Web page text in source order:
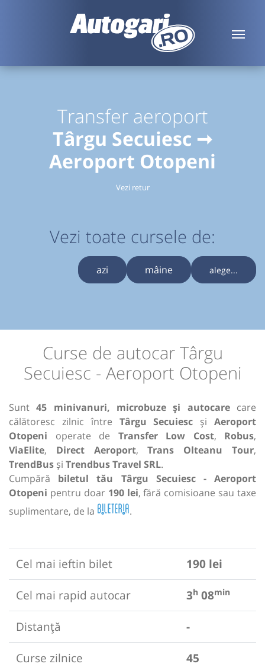
Transfer aeroport
Târgu Secuiesc ➞
Aeroport Otopeni
Vezi retur
Vezi toate cursele de:
azi mâine alege...
Curse de autocar Târgu
Secuiesc - Aeroport Otopeni
Sunt45 minivanuri, microbuze și autocarecare
călătoresc zilnic între Târgu Secuiesc șiAeroport
Otopeni operate de Transfer Low Cost, Robus,
ViaElite, Direct Aeroport,Trans Olteanu Tour,
TrendBus și Trendbus Travel SRL.
Cumpără biletul tău Târgu Secuiesc - Aeroport
Otopeni pentru doar 190 lei, fără comisioane sau taxe
suplimentare, de la
.
Cel mai ieftin bilet
190 lei
Cel mai rapid autocar
3h 08min
Distanță
-
Curse zilnice
45